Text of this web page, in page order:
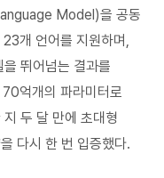
Model)을 공동
개 언어를 지원하며,
뛰어넘는 결과를
억개의 파라미터로
두 달 만에 초대형
다시 한 번 입증했다.